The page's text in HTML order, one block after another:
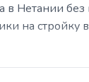
в Нетании
на стройку